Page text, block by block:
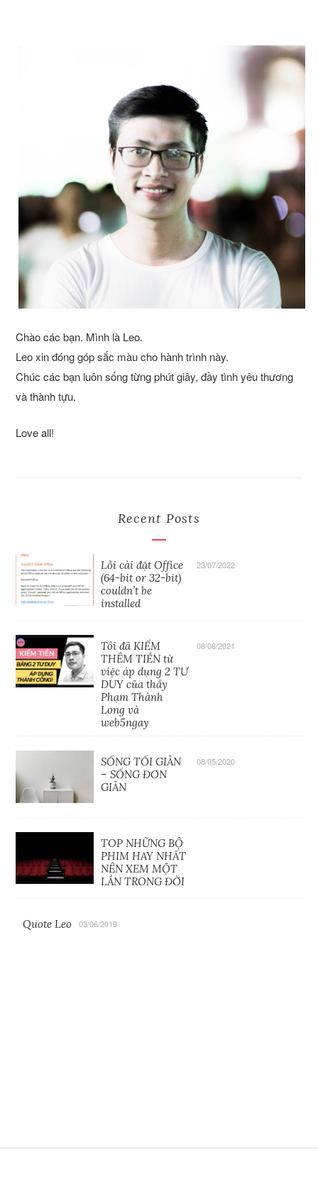
Chào các bạn. Mình là Leo.
Leo xin đóng góp sắc màu cho hành trình này.
Chúc các bạn luôn sống từng phút giây, đầy tình yêu thương
và thành tựu.
Love all!
Recent Posts
Lỗi cài đặt Office
(64-bit or 32-bit)
couldn’t be
installed
23/07/2022
Tôi đã KIẾM
THÊM TIỀN từ
việc áp dụng 2 TƯ
DUY của thầy
Phạm Thành
Long và
web5ngay
08/08/2021
SỐNG TỐI GIẢN
– SỐNG ĐƠN
GIẢN
08/05/2020
TOP NHỮNG BỘ
PHIM HAY NHẤT
NÊN XEM MỘT
LẦN TRONG ĐỜI
Quote Leo 03/06/2019